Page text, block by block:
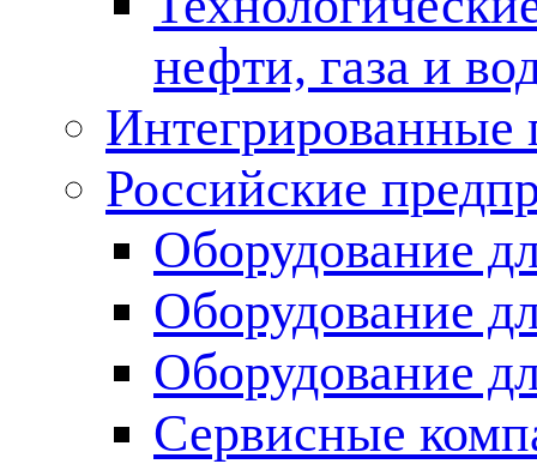
нефти, газа и
Российские
Оборудование
Оборудование
Оборудование
Сервисные